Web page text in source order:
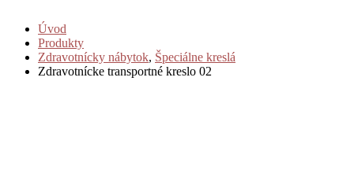
Úvod
Produkty
Zdravotnícky nábytok, Špeciálne kreslá
Zdravotnícke transportné kreslo 02